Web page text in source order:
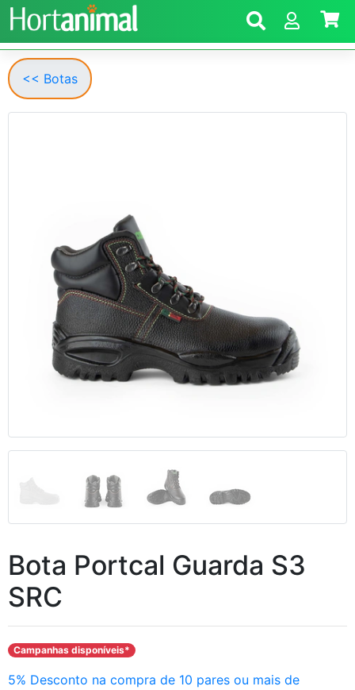
<< Botas
Anterior
Bota Portcal Guarda S3
SRC
Campanhas disponíveis*
5% Desconto na compra de 10 pares ou mais de